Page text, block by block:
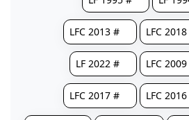
# LFC 2013
# LF 2022
# LFC 2017